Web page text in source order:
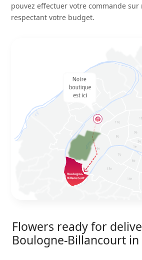
pouvez effectuer votre commande
respectant votre budget.
Flowers ready for
Boulogne-Billancourt